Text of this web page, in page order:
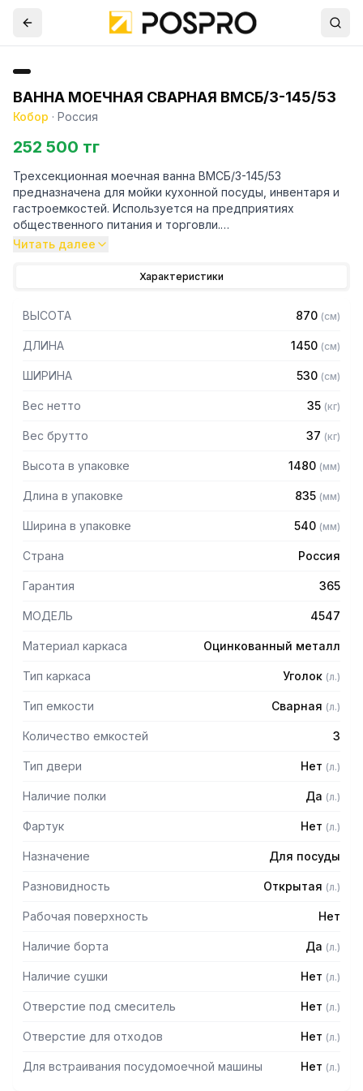
ВАННА МОЕЧНАЯ СВАРНАЯ ВМСБ/3-145/53
Кобор · Россия
252 500 тг
Трехсекционная моечная ванна ВМСБ/3-145/53
предназначена для мойки кухонной посуды, инвентаря и
гастроемкостей. Используется на предприятиях
общественного питания и торговли.
– Устойчивость к агрессивным моющим средствам и
влаге
– Опоры с регулируемыми ножками
– Материал емкости: нержавеющая сталь AISI430
– Внутренние размеры каждой ванны: 430 х 430 х 300 мм
Читать далее
Характеристики
ВЫСОТА 870 (см)
ДЛИНА 1450 (см)
ШИРИНА 530 (см)
Вес нетто 35 (кг)
Вес брутто 37 (кг)
Высота в упаковке 1480 (мм)
Длина в упаковке 835 (мм)
Ширина в упаковке 540 (мм)
Страна Россия
Гарантия 365
МОДЕЛЬ 4547
Материал каркаса Оцинкованный металл
Тип каркаса Уголок (л.)
Тип емкости Сварная (л.)
Количество емкостей 3
Тип двери Нет (л.)
Наличие полки Да (л.)
Фартук Нет (л.)
Назначение Для посуды
Разновидность Открытая (л.)
Рабочая поверхность Нет
Наличие борта Да (л.)
Наличие сушки Нет (л.)
Отверстие под смеситель Нет (л.)
Отверстие для отходов Нет (л.)
Для встраивания посудомоечной машины Нет (л.)